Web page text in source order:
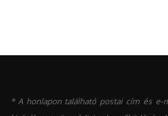
* A honlapon található postai cím és e-